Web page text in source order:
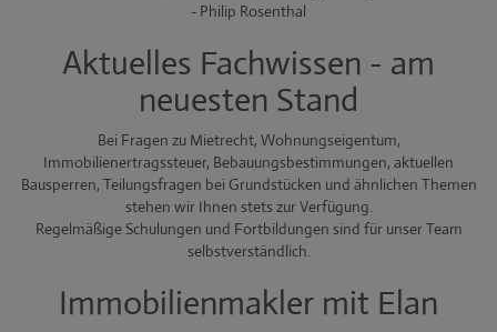
- Philip Rosenthal
Aktuelles Fachwissen - am
neuesten Stand
Bei Fragen zu Mietrecht, Wohnungseigentum,
Immobilienertragssteuer, Bebauungsbestimmungen, aktuellen
Bausperren, Teilungsfragen bei Grundstücken und ähnlichen Themen
stehen wir Ihnen stets zur Verfügung.
Regelmäßige Schulungen und Fortbildungen sind für unser Team
selbstverständlich.
Immobilienmakler mit Elan